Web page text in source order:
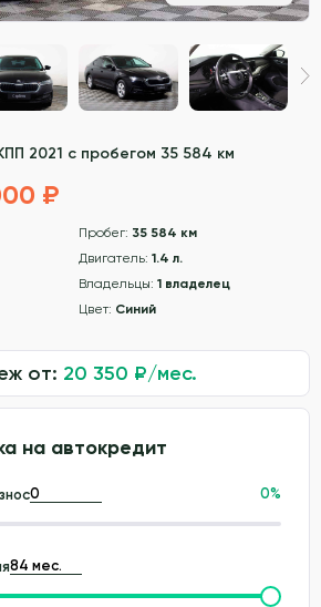
2021 с пробегом 35 584 км
₽
Пробег: 35 584 км
Двигатель: 1.4 л.
Владельцы: 1 владелец
Цвет: Синий
от: 20 350 ₽/мес.
на автокредит
0%